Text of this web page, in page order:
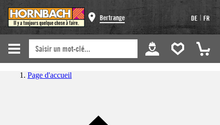
Bertrange DE | FR
Page d'accueil